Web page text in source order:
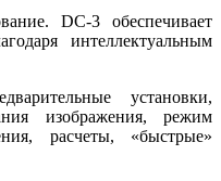
DC-3 обеспечивает
интеллектуальным
установки,
изображения, режим
расчеты, «быстрые»